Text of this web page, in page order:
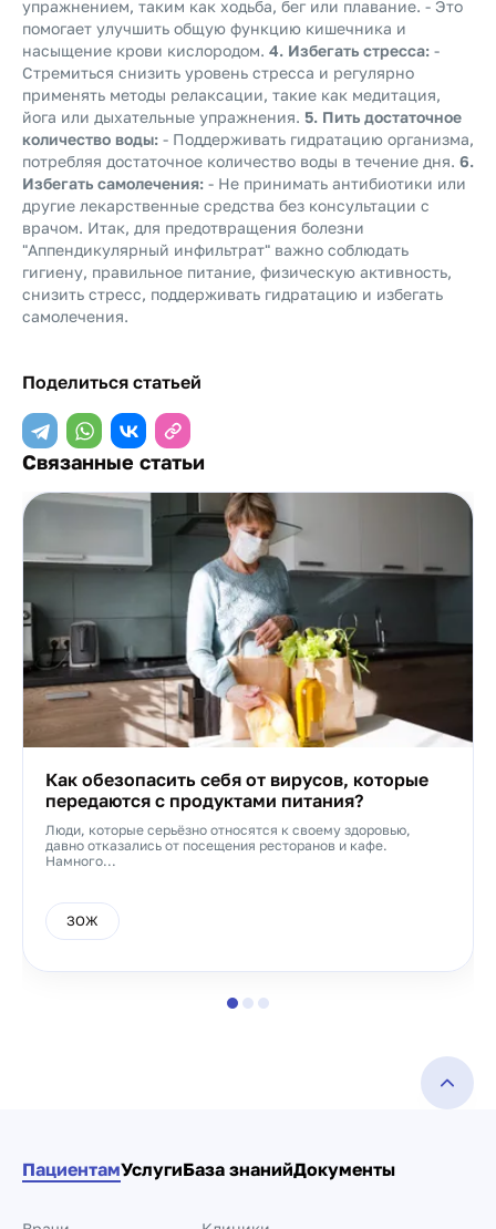
упражнением, таким как ходьба, бег или плавание. - Это
помогает улучшить общую функцию кишечника и
насыщение крови кислородом. 4. Избегать стресса: -
Стремиться снизить уровень стресса и регулярно
применять методы релаксации, такие как медитация,
йога или дыхательные упражнения. 5. Пить достаточное
количество воды: - Поддерживать гидратацию организма,
потребляя достаточное количество воды в течение дня. 6.
Избегать самолечения: - Не принимать антибиотики или
другие лекарственные средства без консультации с
врачом. Итак, для предотвращения болезни
"Аппендикулярный инфильтрат" важно соблюдать
гигиену, правильное питание, физическую активность,
снизить стресс, поддерживать гидратацию и избегать
самолечения.
Поделиться статьей
Связанные статьи
Как обезопасить себя от вирусов, которые
передаются с продуктами питания?
Люди, которые серьёзно относятся к своему здоровью,
давно отказались от посещения ресторанов и кафе.
Намного...
ЗОЖ
ПациентамУслугиБаза знанийДокументы